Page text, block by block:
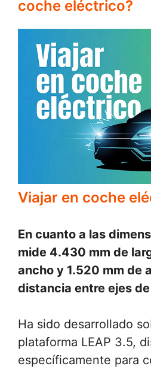
coche eléctrico?
Viajar en coche
En cuanto a las
mide 4.430 mm de
ancho y 1.520 mm de
distancia entre ejes
Ha sido desarrollado
plataforma LEAP 3.5,
específicamente para